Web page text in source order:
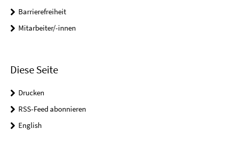
Barrierefreiheit
Mitarbeiter/-innen
Diese Seite
Drucken
RSS-Feed abonnieren
English